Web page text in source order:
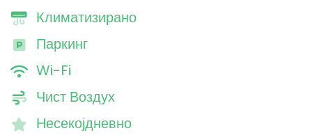
Климатизирано
Паркинг
Wi-Fi
Чист Воздух
Несекојдневно